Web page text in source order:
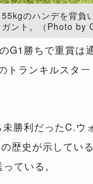
55kgのハンデを背負
ガント。（Photo by
勝ちで重賞は
ランキルスタ
勝利だったC.ウ
歴史が示してい
ている。